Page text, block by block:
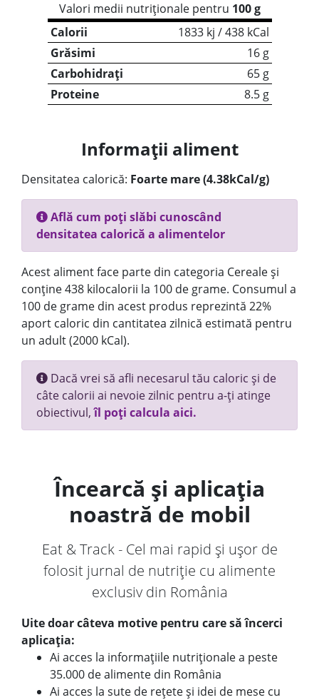
Valori medii nutriționale pentru 100 g
Calorii
1833 kj / 438 kCal
Grăsimi
16 g
Carbohidrați
65 g
Proteine
8.5 g
Informații aliment
Densitatea calorică: Foarte mare (4.38kCal/g)
Află cum poți slăbi cunoscând
densitatea calorică a alimentelor
Acest aliment face parte din categoria Cereale și
conține 438 kilocalorii la 100 de grame. Consumul a
100 de grame din acest produs reprezintă 22%
aport caloric din cantitatea zilnică estimată pentru
un adult (2000 kCal).
Dacă vrei să afli necesarul tău caloric și de
câte calorii ai nevoie zilnic pentru a-ți atinge
obiectivul,îl poți calcula aici.
Încearcă și aplicația
noastră de mobil
Eat & Track - Cel mai rapid și ușor de
folosit jurnal de nutriție cu alimente
exclusiv din România
Uite doar câteva motive pentru care să încerci
aplicația:
Ai acces la informațiile nutriționale a peste
35.000 de alimente din România
Ai acces la sute de rețete și idei de mese cu